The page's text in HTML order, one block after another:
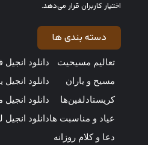
اختیار کاربران قرار می‌دهد.
دسته بندی ها
تعالیم مسیحیت
مسیح و یاران
کریستادلفین‌ها
عیاد و مناسبت ها
دعا و کلام روزانه
دانلود
دانلود
دانلود
دانلود